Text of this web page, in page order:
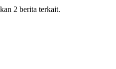
2 berita terkait.